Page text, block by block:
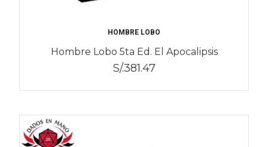
HOMBRE LOBO
Hombre Lobo 5ta Ed. El Apocalipsis
S/.381.47